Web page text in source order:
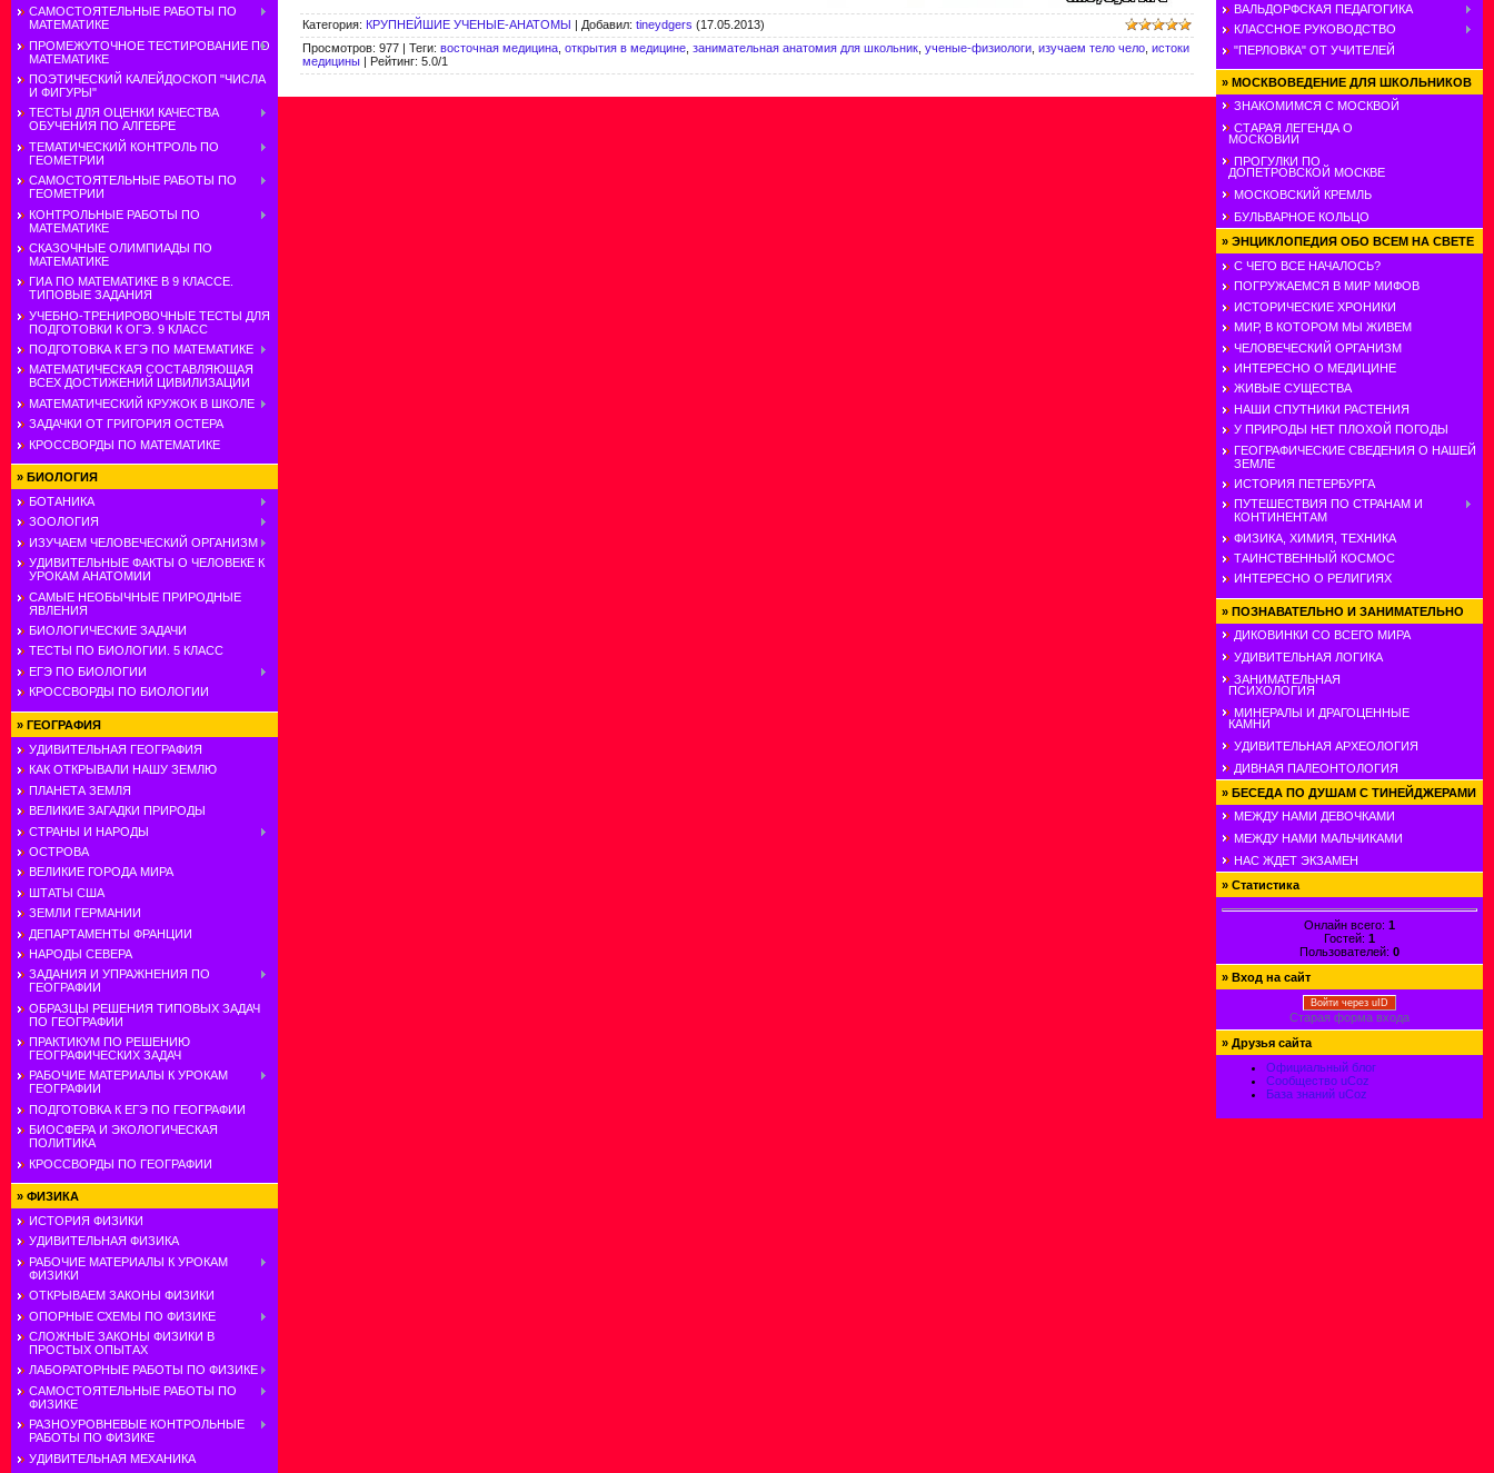
САМОСТОЯТЕЛЬНЫЕ РАБОТЫ ПО
МАТЕМАТИКЕ
ПРОМЕЖУТОЧНОЕ ТЕСТИРОВАНИЕ ПО
МАТЕМАТИКЕ
ПОЭТИЧЕСКИЙ КАЛЕЙДОСКОП "ЧИСЛА
И ФИГУРЫ"
ТЕСТЫ ДЛЯ ОЦЕНКИ КАЧЕСТВА
ОБУЧЕНИЯ ПО АЛГЕБРЕ
ТЕМАТИЧЕСКИЙ КОНТРОЛЬ ПО
ГЕОМЕТРИИ
САМОСТОЯТЕЛЬНЫЕ РАБОТЫ ПО
ГЕОМЕТРИИ
КОНТРОЛЬНЫЕ РАБОТЫ ПО
МАТЕМАТИКЕ
СКАЗОЧНЫЕ ОЛИМПИАДЫ ПО
МАТЕМАТИКЕ
ГИА ПО МАТЕМАТИКЕ В 9 КЛАССЕ.
ТИПОВЫЕ ЗАДАНИЯ
УЧЕБНО-ТРЕНИРОВОЧНЫЕ ТЕСТЫ ДЛЯ
ПОДГОТОВКИ К ОГЭ. 9 КЛАСС
ПОДГОТОВКА К ЕГЭ ПО МАТЕМАТИКЕ
МАТЕМАТИЧЕСКАЯ СОСТАВЛЯЮЩАЯ
ВСЕХ ДОСТИЖЕНИЙ ЦИВИЛИЗАЦИИ
МАТЕМАТИЧЕСКИЙ КРУЖОК В ШКОЛЕ
ЗАДАЧКИ ОТ ГРИГОРИЯ ОСТЕРА
КРОССВОРДЫ ПО МАТЕМАТИКЕ
» БИОЛОГИЯ
БОТАНИКА
ЗООЛОГИЯ
ИЗУЧАЕМ ЧЕЛОВЕЧЕСКИЙ ОРГАНИЗМ
УДИВИТЕЛЬНЫЕ ФАКТЫ О ЧЕЛОВЕКЕ К
УРОКАМ АНАТОМИИ
САМЫЕ НЕОБЫЧНЫЕ ПРИРОДНЫЕ
ЯВЛЕНИЯ
БИОЛОГИЧЕСКИЕ ЗАДАЧИ
ТЕСТЫ ПО БИОЛОГИИ. 5 КЛАСС
ЕГЭ ПО БИОЛОГИИ
КРОССВОРДЫ ПО БИОЛОГИИ
» ГЕОГРАФИЯ
УДИВИТЕЛЬНАЯ ГЕОГРАФИЯ
КАК ОТКРЫВАЛИ НАШУ ЗЕМЛЮ
ПЛАНЕТА ЗЕМЛЯ
ВЕЛИКИЕ ЗАГАДКИ ПРИРОДЫ
СТРАНЫ И НАРОДЫ
ОСТРОВА
ВЕЛИКИЕ ГОРОДА МИРА
ШТАТЫ США
ЗЕМЛИ ГЕРМАНИИ
ДЕПАРТАМЕНТЫ ФРАНЦИИ
НАРОДЫ СЕВЕРА
ЗАДАНИЯ И УПРАЖНЕНИЯ ПО
ГЕОГРАФИИ
ОБРАЗЦЫ РЕШЕНИЯ ТИПОВЫХ ЗАДАЧ
ПО ГЕОГРАФИИ
ПРАКТИКУМ ПО РЕШЕНИЮ
ГЕОГРАФИЧЕСКИХ ЗАДАЧ
РАБОЧИЕ МАТЕРИАЛЫ К УРОКАМ
ГЕОГРАФИИ
ПОДГОТОВКА К ЕГЭ ПО ГЕОГРАФИИ
БИОСФЕРА И ЭКОЛОГИЧЕСКАЯ
ПОЛИТИКА
КРОССВОРДЫ ПО ГЕОГРАФИИ
» ФИЗИКА
ИСТОРИЯ ФИЗИКИ
УДИВИТЕЛЬНАЯ ФИЗИКА
РАБОЧИЕ МАТЕРИАЛЫ К УРОКАМ
ФИЗИКИ
ОТКРЫВАЕМ ЗАКОНЫ ФИЗИКИ
ОПОРНЫЕ СХЕМЫ ПО ФИЗИКЕ
СЛОЖНЫЕ ЗАКОНЫ ФИЗИКИ В
ПРОСТЫХ ОПЫТАХ
ЛАБОРАТОРНЫЕ РАБОТЫ ПО ФИЗИКЕ
САМОСТОЯТЕЛЬНЫЕ РАБОТЫ ПО
ФИЗИКЕ
РАЗНОУРОВНЕВЫЕ КОНТРОЛЬНЫЕ
РАБОТЫ ПО ФИЗИКЕ
УДИВИТЕЛЬНАЯ МЕХАНИКА
Категория: КРУПНЕЙШИЕ УЧЕНЫЕ-АНАТОМЫ | Добавил: tineydgers (17.05.2013)
Просмотров: 977 | Теги: восточная медицина открытия в медицине занимательная анатомия для школьник ученые-физиологи изучаем тело чело истоки
медицины | Рейтинг: 5.0/1
ВАЛЬДОРФСКАЯ ПЕДАГОГИКА
КЛАССНОЕ РУКОВОДСТВО
"ПЕРЛОВКА" ОТ УЧИТЕЛЕЙ
» МОСКВОВЕДЕНИЕ ДЛЯ ШКОЛЬНИКОВ
ЗНАКОМИМСЯ С МОСКВОЙ
СТАРАЯ ЛЕГЕНДА О
МОСКОВИИ
ПРОГУЛКИ ПО
ДОПЕТРОВСКОЙ МОСКВЕ
МОСКОВСКИЙ КРЕМЛЬ
БУЛЬВАРНОЕ КОЛЬЦО
» ЭНЦИКЛОПЕДИЯ ОБО ВСЕМ НА СВЕТЕ
С ЧЕГО ВСЕ НАЧАЛОСЬ?
ПОГРУЖАЕМСЯ В МИР МИФОВ
ИСТОРИЧЕСКИЕ ХРОНИКИ
МИР, В КОТОРОМ МЫ ЖИВЕМ
ЧЕЛОВЕЧЕСКИЙ ОРГАНИЗМ
ИНТЕРЕСНО О МЕДИЦИНЕ
ЖИВЫЕ СУЩЕСТВА
НАШИ СПУТНИКИ РАСТЕНИЯ
У ПРИРОДЫ НЕТ ПЛОХОЙ ПОГОДЫ
ГЕОГРАФИЧЕСКИЕ СВЕДЕНИЯ О НАШЕЙ
ЗЕМЛЕ
ИСТОРИЯ ПЕТЕРБУРГА
ПУТЕШЕСТВИЯ ПО СТРАНАМ И
КОНТИНЕНТАМ
ФИЗИКА, ХИМИЯ, ТЕХНИКА
ТАИНСТВЕННЫЙ КОСМОС
ИНТЕРЕСНО О РЕЛИГИЯХ
» ПОЗНАВАТЕЛЬНО И ЗАНИМАТЕЛЬНО
ДИКОВИНКИ СО ВСЕГО МИРА
УДИВИТЕЛЬНАЯ ЛОГИКА
ЗАНИМАТЕЛЬНАЯ
ПСИХОЛОГИЯ
МИНЕРАЛЫ И ДРАГОЦЕННЫЕ
КАМНИ
УДИВИТЕЛЬНАЯ АРХЕОЛОГИЯ
ДИВНАЯ ПАЛЕОНТОЛОГИЯ
» БЕСЕДА ПО ДУШАМ С ТИНЕЙДЖЕРАМИ
МЕЖДУ НАМИ ДЕВОЧКАМИ
МЕЖДУ НАМИ МАЛЬЧИКАМИ
НАС ЖДЕТ ЭКЗАМЕН
» Статистика
Онлайн всего: 1
Гостей: 1
Пользователей: 0
» Вход на сайт
Войти через uID
Старая форма входа
» Друзья сайта
Официальный блог
Сообщество uCoz
База знаний uCoz